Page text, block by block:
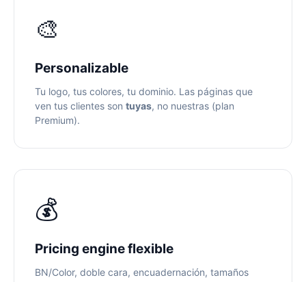
🎨
Personalizable
Tu logo, tus colores, tu dominio. Las páginas que
ven tus clientes son tuyas, no nuestras (plan
Premium).
💰
Pricing engine flexible
BN/Color, doble cara, encuadernación, tamaños